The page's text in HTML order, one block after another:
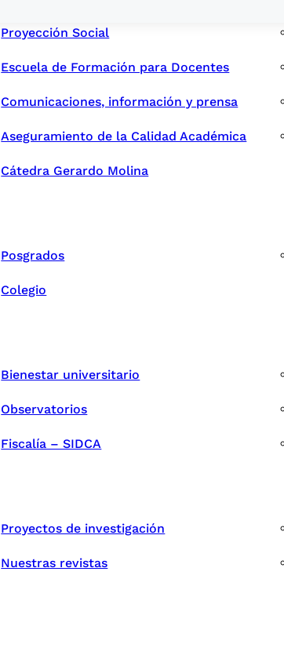
Proyección Social
Escuela de Formación para Docentes
Comunicaciones, información y prensa
Aseguramiento de la Calidad Académica
Cátedra Gerardo Molina
Posgrados
Colegio
Bienestar universitario
Observatorios
Fiscalía – SIDCA
Proyectos de investigación
Nuestras revistas